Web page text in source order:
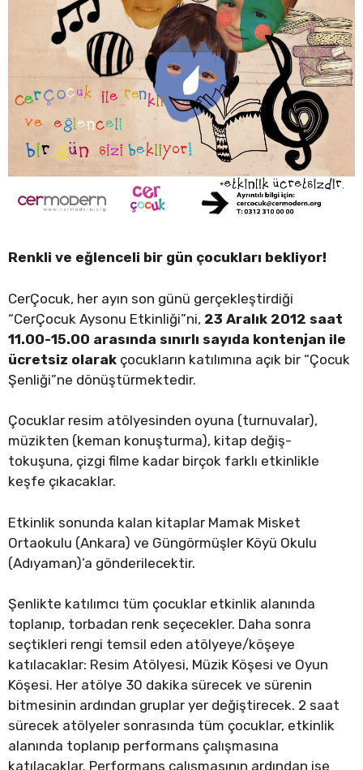
Renkli ve eğlenceli bir gün çocukları bekliyor!
CerÇocuk, her ayın son günü gerçekleştirdiği
“CerÇocuk Aysonu Etkinliği”ni, 23 Aralık 2012 saat
11.00-15.00 arasında sınırlı sayıda kontenjan ile
ücretsiz olarak çocukların katılımına açık bir “Çocuk
Şenliği”ne dönüştürmektedir.
Çocuklar resim atölyesinden oyuna (turnuvalar),
müzikten (keman konuşturma), kitap değiş-
tokuşuna, çizgi filme kadar birçok farklı etkinlikle
keşfe çıkacaklar.
Etkinlik sonunda kalan kitaplar Mamak Misket
Ortaokulu (Ankara) ve Güngörmüşler Köyü Okulu
(Adıyaman)’a gönderilecektir.
Şenlikte katılımcı tüm çocuklar etkinlik alanında
toplanıp, torbadan renk seçecekler. Daha sonra
seçtikleri rengi temsil eden atölyeye/köşeye
katılacaklar: Resim Atölyesi, Müzik Köşesi ve Oyun
Köşesi. Her atölye 30 dakika sürecek ve sürenin
bitmesinin ardından gruplar yer değiştirecek. 2 saat
sürecek atölyeler sonrasında tüm çocuklar, etkinlik
alanında toplanıp performans çalışmasına
katılacaklar. Performans çalışmasının ardından ise